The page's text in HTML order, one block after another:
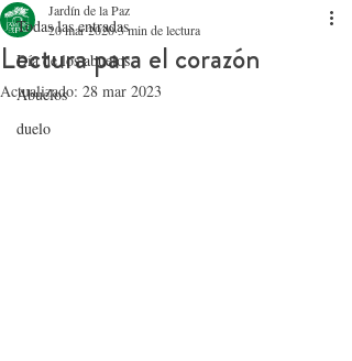
Todas las entradas
Día de los abuelos
Abuelos
duelo
Lectura para el corazón
Jardín de la Paz
20 mar 20203 min de lectura
Actualizado: 28 mar 2023